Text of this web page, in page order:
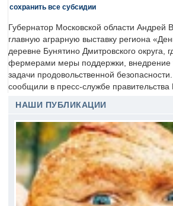
сохранить все субсидии
Губернатор Московской области Андрей
главную аграрную выставку региона
деревне Бунятино Дмитровского округа,
фермерами меры поддержки, внедрение
задачи продовольственной
сообщили в пресс-службе правительства
НАШИ ПУБЛИКАЦИИ